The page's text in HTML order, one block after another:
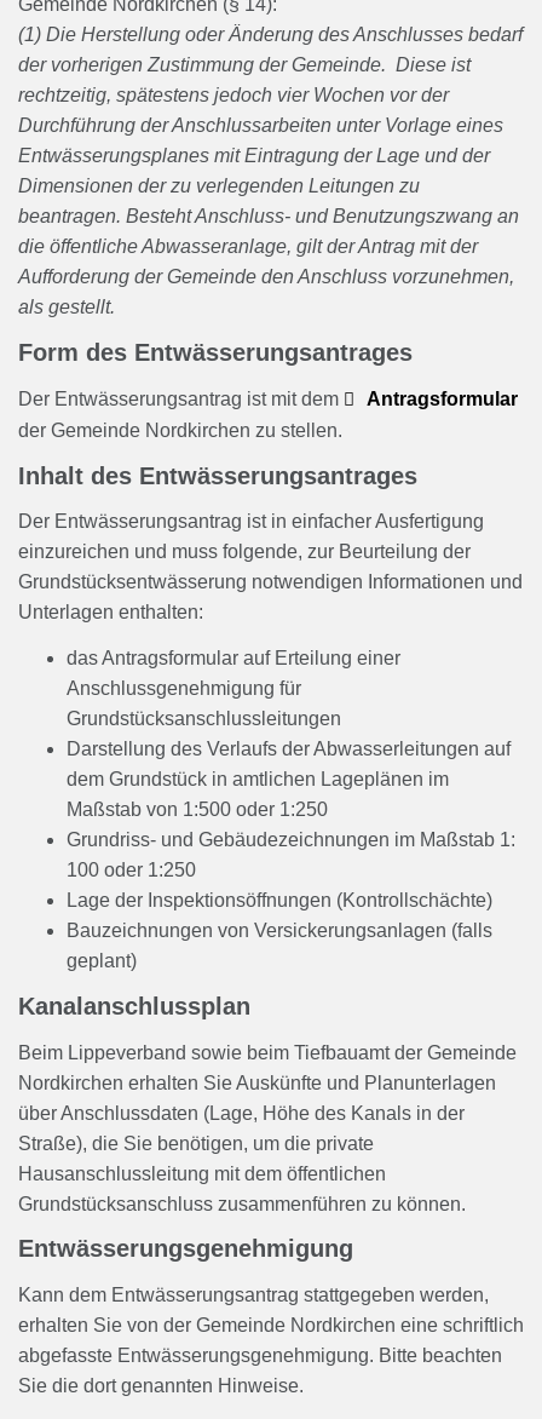
Gemeinde Nordkirchen (§ 14):
(1) Die Herstellung oder Änderung des Anschlusses bedarf
der vorherigen Zustimmung der Gemeinde. Diese ist
rechtzeitig, spätestens jedoch vier Wochen vor der
Durchführung der Anschlussarbeiten unter Vorlage eines
Entwässerungsplanes mit Eintragung der Lage und der
Dimensionen der zu verlegenden Leitungen zu
beantragen. Besteht Anschluss- und Benutzungszwang an
die öffentliche Abwasseranlage, gilt der Antrag mit der
Aufforderung der Gemeinde den Anschluss vorzunehmen,
als gestellt.
Form des Entwässerungsantrages
Der Entwässerungsantrag ist mit dem
Antragsformular
der Gemeinde Nordkirchen zu stellen.
Inhalt des Entwässerungsantrages
Der Entwässerungsantrag ist in einfacher Ausfertigung
einzureichen und muss folgende, zur Beurteilung der
Grundstücksentwässerung notwendigen Informationen und
Unterlagen enthalten:
das Antragsformular auf Erteilung einer
Anschlussgenehmigung für
Grundstücksanschlussleitungen
Darstellung des Verlaufs der Abwasserleitungen auf
dem Grundstück in amtlichen Lageplänen im
Maßstab von 1:500 oder 1:250
Grundriss- und Gebäudezeichnungen im Maßstab 1:
100 oder 1:250
Lage der Inspektionsöffnungen (Kontrollschächte)
Bauzeichnungen von Versickerungsanlagen (falls
geplant)
Kanalanschlussplan
Beim Lippeverband sowie beim Tiefbauamt der Gemeinde
Nordkirchen erhalten Sie Auskünfte und Planunterlagen
über Anschlussdaten (Lage, Höhe des Kanals in der
Straße), die Sie benötigen, um die private
Hausanschlussleitung mit dem öffentlichen
Grundstücksanschluss zusammenführen zu können.
Entwässerungsgenehmigung
Kann dem Entwässerungsantrag stattgegeben werden,
erhalten Sie von der Gemeinde Nordkirchen eine schriftlich
abgefasste Entwässerungsgenehmigung. Bitte beachten
Sie die dort genannten Hinweise.